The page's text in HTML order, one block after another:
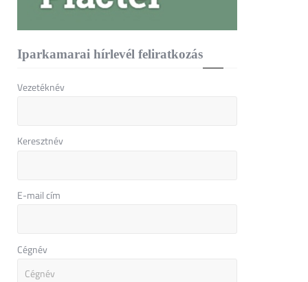
Iparkamarai hírlevél feliratkozás
Vezetéknév
Keresztnév
E-mail cím
Cégnév